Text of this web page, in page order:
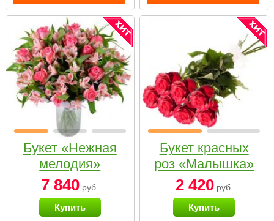
Букет «Нежная
мелодия»
7 840 руб.
Купить
Букет красных
роз «Малышка»
2 420руб.
Купить